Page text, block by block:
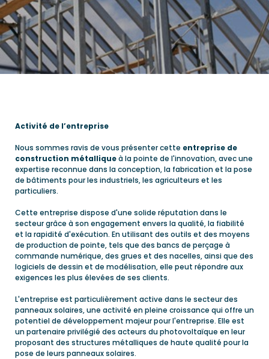
Activité de l’entreprise
Nous sommes ravis de vous présenter cette entreprise de
construction métalliqueà la pointe de l'innovation, avec une
expertise reconnue dans la conception, la fabrication et la pose
de bâtiments pour les industriels, les agriculteurs et les
particuliers.
Cette entreprise dispose d'une solide réputation dans le
secteur grâce à son engagement envers la qualité, la fiabilité
et la rapidité d'exécution. En utilisant des outils et des moyens
de production de pointe, tels que des bancs de perçage à
commande numérique, des grues et des nacelles, ainsi que des
logiciels de dessin et de modélisation, elle peut répondre aux
exigences les plus élevées de ses clients.
L'entreprise est particulièrement active dans le secteur des
panneaux solaires, une activité en pleine croissance qui offre un
potentiel de développement majeur pour l'entreprise. Elle est
un partenaire privilégié des acteurs du photovoltaïque en leur
proposant des structures métalliques de haute qualité pour la
pose de leurs panneaux solaires.